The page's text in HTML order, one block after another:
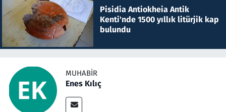
Pisidia Antiokheia Antik
Kenti'nde 1500 yıllık litürjik kap
bulundu
MUHABIR
Enes Kılıç